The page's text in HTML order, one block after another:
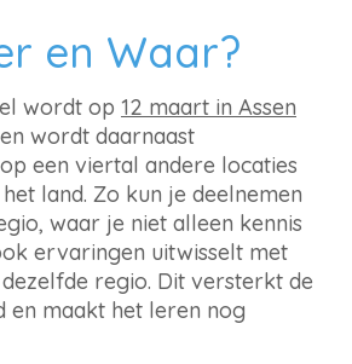
en Waar?
wordt op 12 maart in Assen
wordt daarnaast
een viertal andere locaties
land. Zo kun je deelnemen
waar je niet alleen kennis
ervaringen uitwisselt met
dezelfde regio. Dit versterkt de
en maakt het leren nog